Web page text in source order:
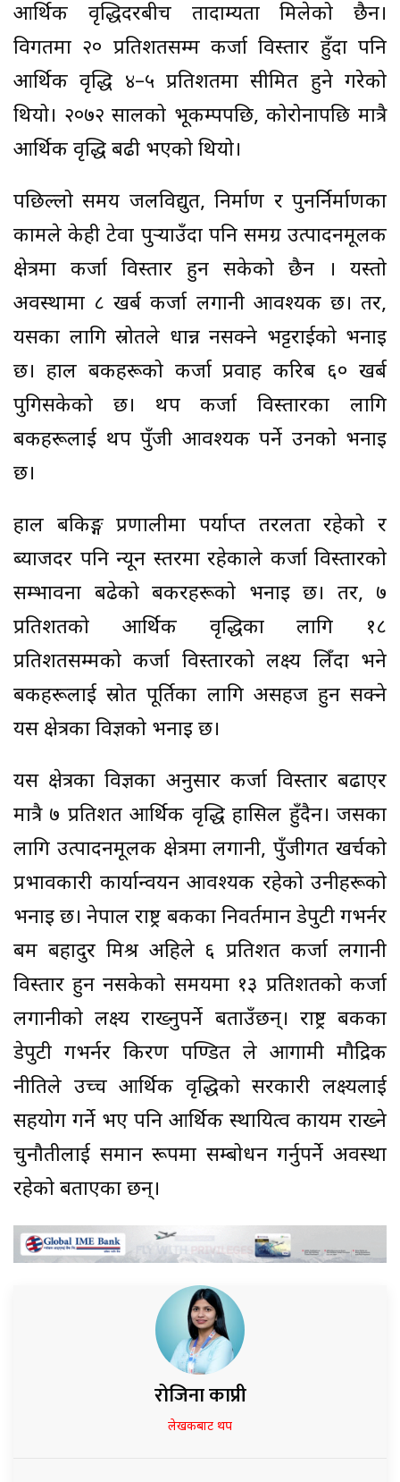
आर्थिक वृद्धिदरबीच तादाम्यता मिलेको छैन।
विगतमा २० प्रतिशतसम्म कर्जा विस्तार हुँदा पनि
आर्थिक वृद्धि ४–५ प्रतिशतमा सीमित हुने गरेको
थियो। २०७२ सालको भूकम्पपछि, कोरोनापछि मात्रै
आर्थिक वृद्धि बढी भएको थियो।
पछिल्लो समय जलविद्युत, निर्माण र पुनर्निर्माणका
कामले केही टेवा पुर्‍याउँदा पनि समग्र उत्पादनमूलक
क्षेत्रमा कर्जा विस्तार हुन सकेको छैन । यस्तो
अवस्थामा ८ खर्ब कर्जा लगानी आवश्यक छ। तर,
यसका लागि स्रोतले धान्न नसक्ने भट्टराईको भनाइ
छ। हाल बैंकहरूको कर्जा प्रवाह करिब ६० खर्ब
पुगिसकेको छ। थप कर्जा विस्तारका लागि
बैंकहरूलाई थप पुँजी आवश्यक पर्ने उनको भनाइ
छ।
हाल बैंकिङ्ग प्रणालीमा पर्याप्त तरलता रहेको र
ब्याजदर पनि न्यून स्तरमा रहेकाले कर्जा विस्तारको
सम्भावना बढेको बैंकरहरूको भनाइ छ। तर, ७
प्रतिशतको आर्थिक वृद्धिका लागि १८
प्रतिशतसम्मको कर्जा विस्तारको लक्ष्य लिँदा भने
बैंकहरूलाई स्रोत पूर्तिका लागि असहज हुन सक्ने
यस क्षेत्रका विज्ञको भनाइ छ।
यस क्षेत्रका विज्ञका अनुसार कर्जा विस्तार बढाएर
मात्रै ७ प्रतिशत आर्थिक वृद्धि हासिल हुँदैन। जसका
लागि उत्पादनमूलक क्षेत्रमा लगानी, पुँजीगत खर्चको
प्रभावकारी कार्यान्वयन आवश्यक रहेको उनीहरूको
भनाइ छ। नेपाल राष्ट्र बैंकका निवर्तमान डेपुटी गभर्नर
बम बहादुर मिश्र अहिले ६ प्रतिशत कर्जा लगानी
विस्तार हुन नसकेको समयमा १३ प्रतिशतको कर्जा
लगानीको लक्ष्य राख्नुपर्ने बताउँछन्। राष्ट्र बैंकका
डेपुटी गभर्नर किरण पण्डित ले आगामी मौद्रिक
नीतिले उच्च आर्थिक वृद्धिको सरकारी लक्ष्यलाई
सहयोग गर्ने भए पनि आर्थिक स्थायित्व कायम राख्ने
चुनौतीलाई समान रूपमा सम्बोधन गर्नुपर्ने अवस्था
रहेको बताएका छन्।
रोजिना काप्री
लेखकबाट थप